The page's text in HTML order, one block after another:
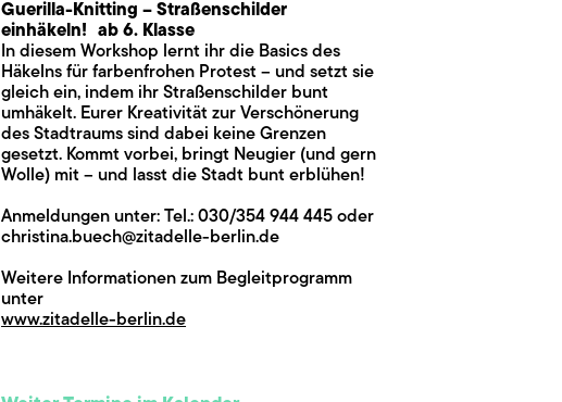
Guerilla-Knitting – Straßenschilder
einhäkeln! ab 6. Klasse
In diesem Workshop lernt ihr die Basics des
Häkelns für farbenfrohen Protest – und setzt sie
gleich ein, indem ihr Straßenschilder bunt
umhäkelt. Eurer Kreativität zur Verschönerung
des Stadtraums sind dabei keine Grenzen
gesetzt. Kommt vorbei, bringt Neugier (und gern
Wolle) mit – und lasst die Stadt bunt erblühen!
Anmeldungen unter: Tel.: 030/354 944 445 oder
christina.buech@zitadelle-berlin.de
Weitere Informationen zum Begleitprogramm
unter
www.zitadelle-berlin.de